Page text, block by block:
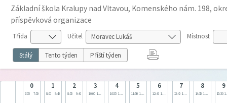
Základní škola Kralupy nad Vltavou, Komenského nám. 198,
příspěvková organizace
Třída Učitel Místnost
Stálý Tento týden Příští týden
0
7:05 7:50
1
8:00 8:45
2
8:55 9:40
3
10:00 10:45
4
10:55 11:40
5
11:50 12:35
6
12:45 13:30
7
13:40 14:25
8
14:35 15:20
9
15:30